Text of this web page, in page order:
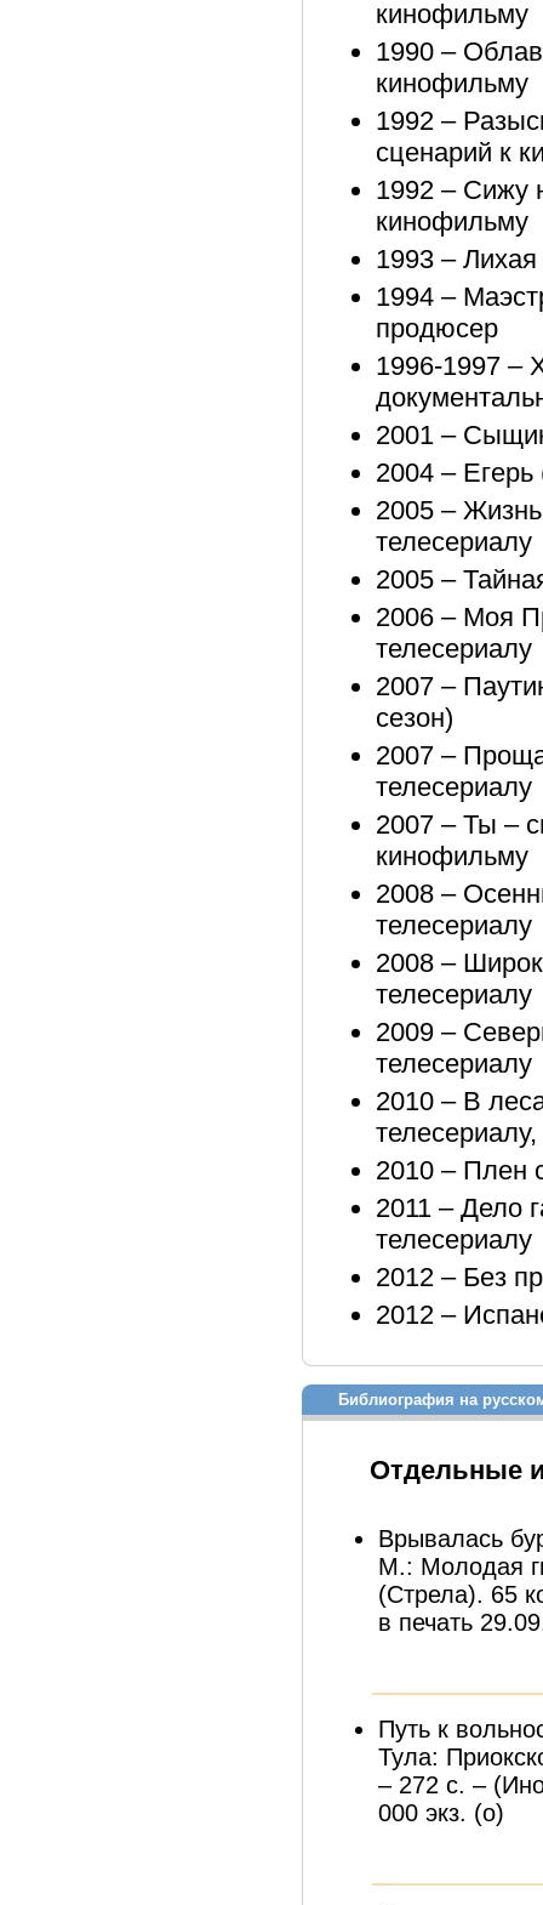
кинофильму
1990 –
кинофильму
1992 –
сценарий к
1992 – Сижу
кинофильму
1993 –
1994 –
продюсер
1996-1997 –
2001 –
2004 –
2005 –
телесериалу
2005 –
2006 – Моя
телесериалу
2007 –
сезон)
2007 –
телесериалу
2007 – Ты –
кинофильму
2008 –
телесериалу
2008 –
телесериалу
2009 –
телесериалу
2010 – В
телесериалу,
2010 – Плен
2011 – Дело
телесериалу
2012 – Без
2012 –
Библиография на
Отдельные
Врывалась
М.: Молодая
(Стрела). 65
в печать
Путь к
Тула:
– 272 с. –
000 экз. (о)